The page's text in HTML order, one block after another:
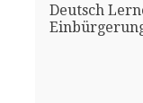
Deutsch